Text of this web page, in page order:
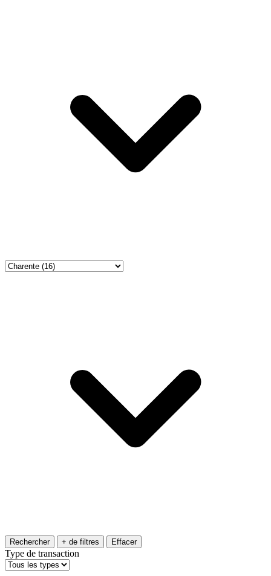
Rechercher + de filtres Effacer
Type de transaction